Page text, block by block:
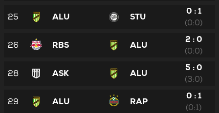
25 ALU STU
0 : 1
(0:0)
26 RBS ALU
2 : 0
(0:0)
28 ASK ALU
5 : 0
(3:0)
29 ALU RAP
0 : 1
(0:1)